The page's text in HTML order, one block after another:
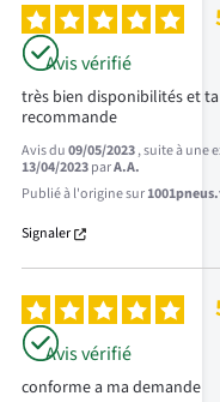
Avis vérifié
très bien disponibilités et
recommande
Avis du09/05/2023, suite à une
13/04/2023parA.A.
Publié à l'origine sur
Signaler
Avis vérifié
conforme a ma demande